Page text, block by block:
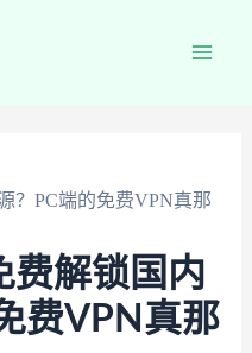
？PC端的免费VPN真那
费解锁国内
费VPN真那